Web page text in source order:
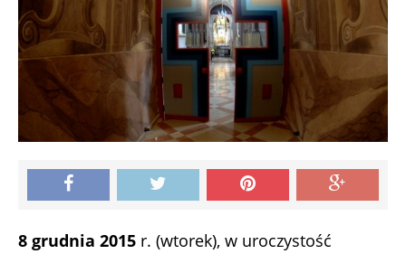
8 grudnia 2015 r. (wtorek), w uroczystość